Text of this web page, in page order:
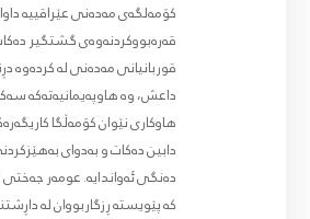
کۆمەلگەی مەدەنی عێراقییە
قەرەبووکردنەوەی گشتگیر
قوربانیانی مەدەنی لە کردەوە
داعش، وە هاوپەیمانیەتەکە
هاوکاری نێوان کۆمەڵگا
دابین دەکات و بەدوای
دەنگی ئەواندایە. عومەر جەختی
کە پێویستە ڕزگاربووان لە